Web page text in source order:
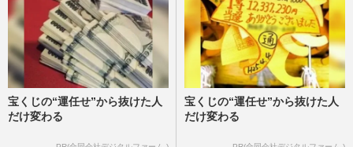
宝くじの“運任せ”から抜けた人
だけ変わる
宝くじの“運任せ”から抜けた人
だけ変わる